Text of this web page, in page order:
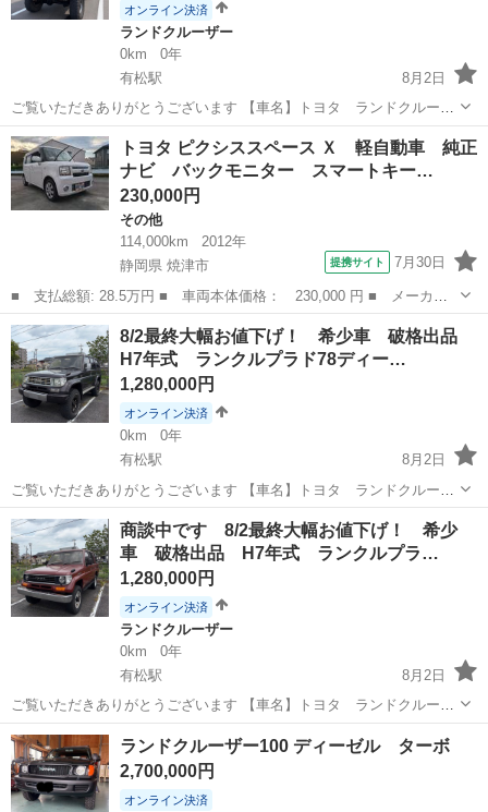
オンライン決済
ランドクルーザー
0km
0年
有松駅
8月2日
ご覧いただきありがとうございます 【車名】トヨタ ランドクルーザ
ープラド78 ／ ワイルドプラド78 ウインチ、デフロック、リフトア
ップ ＼ ★カラー : ホワイト（色替） ★走行距離 : 368955キロ ★...
愛知 名古屋市 有松駅 ウインチ
トヨタ ピクシススペース Ｘ 軽自動車 純正
ナビ バックモニター スマートキー…
230,000円
その他
114,000km
2012年
静岡県 焼津市
提携サイト 7月30日
■ 支払総額: 28.5万円 ■ 車両本体価格： 230,000 円 ■ メーカー
名： トヨタ ■ 車種名： ピクシススペース ■ グレード名：
Ｘ 軽自動車 純正ナビ バックモニター スマートキー ＥＴＣ
車検Ｒ１０年８...
静岡 焼津市 その他
8/2最終大幅お値下げ！ 希少車 破格出品
H7年式 ランクルプラド78ディー…
1,280,000円
オンライン決済
0km
0年
有松駅
8月2日
ご覧いただきありがとうございます 【車名】トヨタ ランドクルーザ
ープラド78 ／ ※大人気の元フレックス様コンプリート車です！！
＼ ★カラー : ブラウン（色替） ★走行距離 : 367800キロ ★車検...
愛知 名古屋市 有松駅 トヨタ ブラウン
商談中です 8/2最終大幅お値下げ！ 希少
車 破格出品 H7年式 ランクルプラ…
1,280,000円
オンライン決済
ランドクルーザー
0km
0年
有松駅
8月2日
ご覧いただきありがとうございます 【車名】トヨタ ランドクルーザ
ープラド78 1ナンバー抹消 ★カラー : ワインレッド（艶消し） ★走
行距離 : 376330キロ ★車検 : 無し（別途実費車検付き可能） ★...
愛知 名古屋市 有松駅 ランドクルーザー ディーゼル
ランドクルーザー100 ディーゼル ターボ
2,700,000円
オンライン決済